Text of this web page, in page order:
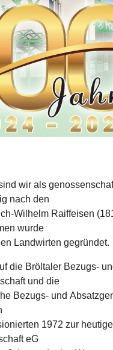
wir als
nach den
Wilhelm Raiffeisen
wurde
Landwirten gegründet.
die Bröltaler Bezugs-
und die
Bezugs- und
1972 zur
eG